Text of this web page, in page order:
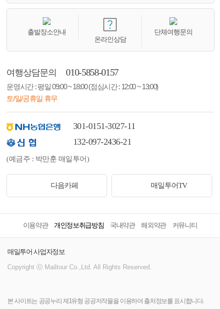
출발장소안내
온라인상담
단체여행문의
여행상담문의 010-5858-0157
운영시간 : 평일 09:00 ~ 18:00 (점심시간 : 12:00 ~ 13:00)
토/일/공휴일 휴무
301-0151-3027-11
132-097-2436-21
(예금주 : 박만훈 매일투어)
다음카페 매일투어TV
이용약관 개인정보취급방침 국내약관 해외약관 커뮤니티
매일투어 사업자정보
Copyright ⓒ Mailtour Co.,Ltd. All Rights Reserved.
본 사이트는 공공누리 제1유형 공공저작물을 이용하여 출처정보를 표시합니다.